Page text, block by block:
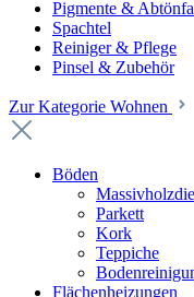
Pigmente &
Spachtel
Reiniger & Pflege
Pinsel & Zubehör
Zur Kategorie Wohnen
Böden
Parkett
Kork
Teppiche
Flächenheizungen